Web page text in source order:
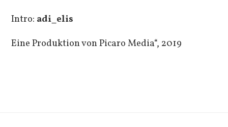
Intro: adi_elis
Eine Produktion von Picaro Media“, 2019